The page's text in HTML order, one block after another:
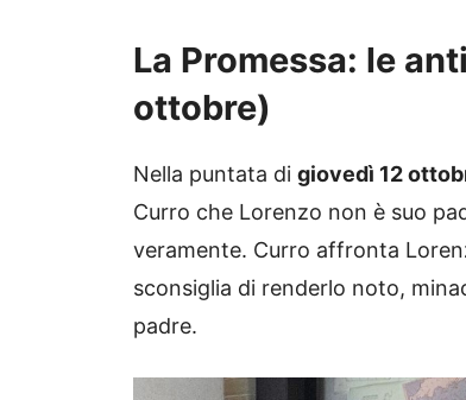
La Promessa: le
ottobre)
Nella puntata di giovedì 12
Curro che Lorenzo non è suo
veramente. Curro affronta
sconsiglia di renderlo noto,
padre.